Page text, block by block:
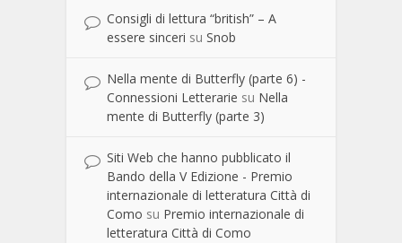
Consigli di lettura “british” – A
essere sinceri su Snob
Nella mente di Butterfly (parte 6) -
Connessioni Letterarie su Nella
mente di Butterfly (parte 3)
Siti Web che hanno pubblicato il
Bando della V Edizione - Premio
internazionale di letteratura Città di
Como su Premio internazionale di
letteratura Città di Como